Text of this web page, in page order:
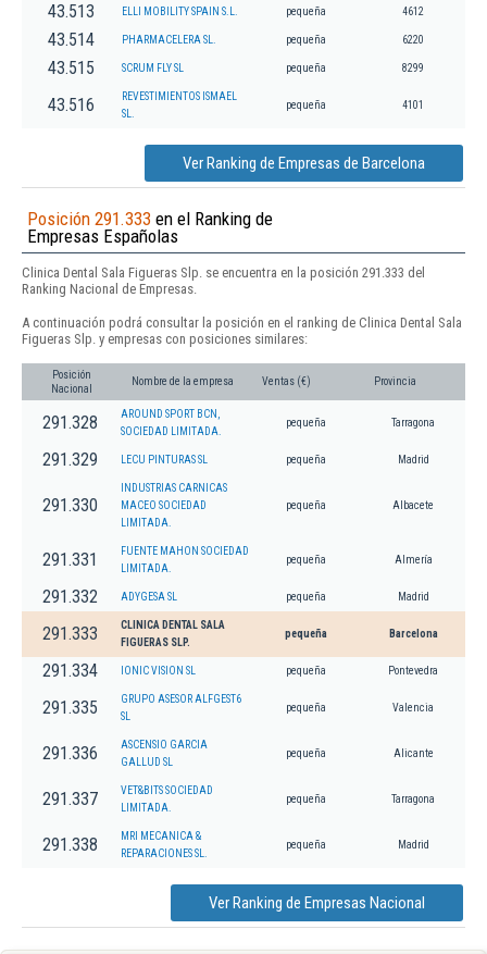
43.513 ELLI MOBILITY SPAIN S.L. pequeña 4612
43.514 PHARMACELERA SL. pequeña 6220
43.515 SCRUM FLY SL pequeña 8299
43.516
REVESTIMIENTOS ISMAEL
SL.
pequeña 4101
Ver Ranking de Empresas de Barcelona
Posición 291.333 en el Ranking de
Empresas Españolas
Clinica Dental Sala Figueras Slp. se encuentra en la posición 291.333 del
Ranking Nacional de Empresas.
A continuación podrá consultar la posición en el ranking de Clinica Dental Sala
Figueras Slp. y empresas con posiciones similares:
Posición
Nacional
Nombre de la empresa Ventas (€) Provincia
291.328
AROUND SPORT BCN,
SOCIEDAD LIMITADA.
pequeña Tarragona
291.329 LECU PINTURAS SL pequeña Madrid
291.330
INDUSTRIAS CARNICAS
MACEO SOCIEDAD
LIMITADA.
pequeña Albacete
291.331
FUENTE MAHON SOCIEDAD
LIMITADA.
pequeña Almería
291.332 ADYGESA SL pequeña Madrid
291.333
CLINICA DENTAL SALA
FIGUERAS SLP.
pequeña Barcelona
291.334 IONIC VISION SL pequeña Pontevedra
291.335
GRUPO ASESOR ALFGEST6
SL
pequeña Valencia
291.336
ASCENSIO GARCIA
GALLUD SL
pequeña Alicante
291.337
VET&BITS SOCIEDAD
LIMITADA.
pequeña Tarragona
291.338
MRI MECANICA &
REPARACIONES SL.
pequeña Madrid
Ver Ranking de Empresas Nacional